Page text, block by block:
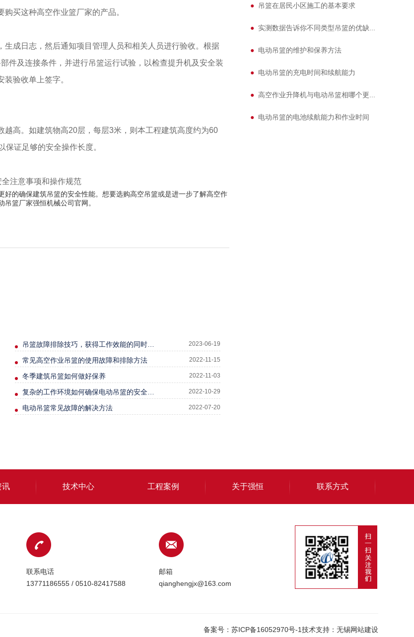
买这种高空作业篮厂家的产品。
成日志，然后通知项目管理人员和相关人员进行验收。根据
件及连接条件，并进行吊篮运行试验，以检查提升机及安全装
验收单上签字。
高。如建筑物高20层，每层3米，则本工程建筑高度约为60
证足够的安全操作长度。
的确保建筑吊篮的安全性能。想要选购高空吊篮或是进一步了解高空作
篮厂家强恒机械公司官网。
2023-06-19
常见高空作业吊篮的使用故障和排除方法 2022-11-15
冬季建筑吊篮如何做好保养 2022-11-03
2022-10-29
电动吊篮常见故障的解决方法 2022-07-20
● 吊篮在居民小区施工的基本要求
● 实测数据告诉你不同类型吊篮的优缺...
● 电动吊篮的维护和保养方法
● 电动吊篮的充电时间和续航能力
● 高空作业升降机与电动吊篮相哪个更...
● 电动吊篮的电池续航能力和作业时间
讯 技术中心 工程案例 关于强恒 联系方式
联系电话
13771186555 / 0510-82417588
邮箱
qianghengjx@163.com
技术支持： 无锡网站建设
备案号： 苏ICP备16052970号-1